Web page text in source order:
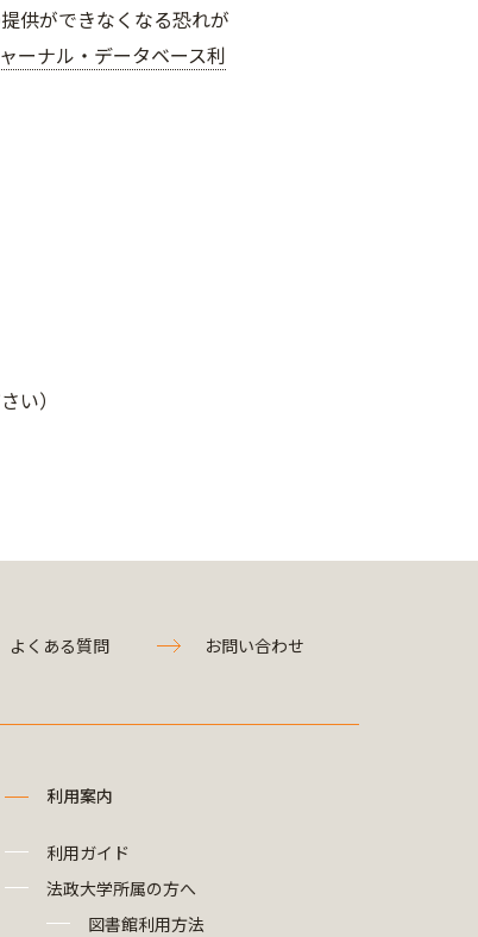
供ができなくなる恐れが
ーナル・データベース利
い）
よくある質問 お問い合わせ
利用案内
利用ガイド
法政大学所属の方へ
図書館利用方法